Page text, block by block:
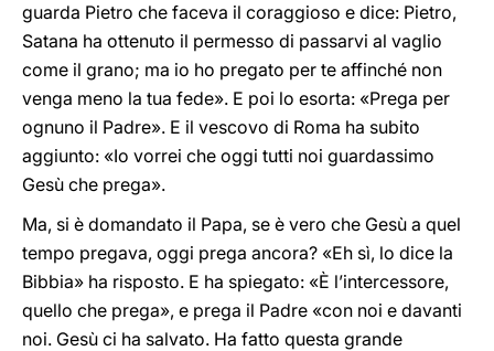
guarda Pietro che faceva il coraggioso e dice: Pietro,
Satana ha ottenuto il permesso di passarvi al vaglio
come il grano; ma io ho pregato per te affinché non
venga meno la tua fede». E poi lo esorta: «Prega per
ognuno il Padre». E il vescovo di Roma ha subito
aggiunto: «Io vorrei che oggi tutti noi guardassimo
Gesù che prega».
Ma, si è domandato il Papa, se è vero che Gesù a quel
tempo pregava, oggi prega ancora? «Eh sì, lo dice la
Bibbia» ha risposto. E ha spiegato: «È l’intercessore,
quello che prega», e prega il Padre «con noi e davanti
noi. Gesù ci ha salvato. Ha fatto questa grande